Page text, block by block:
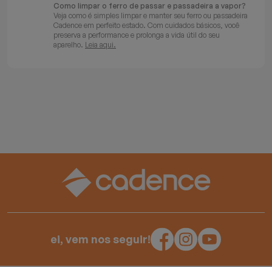
Como limpar o ferro de passar e passadeira a vapor?
Veja como é simples limpar e manter seu ferro ou passadeira
Cadence em perfeito estado. Com cuidados básicos, você
preserva a performance e prolonga a vida útil do seu
aparelho. Leia aqui.
ei, vem nos seguir!